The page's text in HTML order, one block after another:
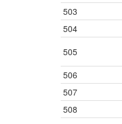
503
504
505
506
507
508